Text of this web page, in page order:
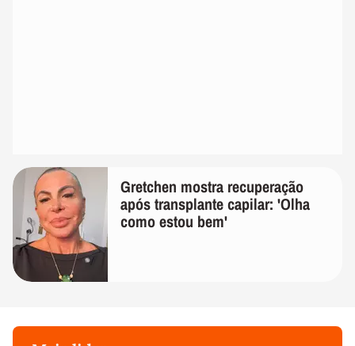
Gretchen mostra recuperação
após transplante capilar: 'Olha
como estou bem'